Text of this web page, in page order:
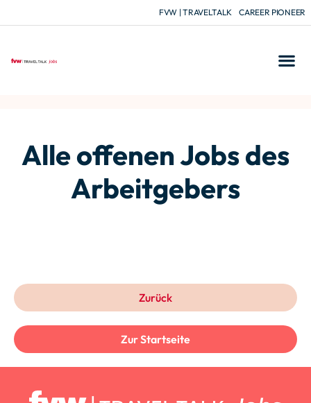
FVW | TRAVELTALK CAREER PIONEER
Alle offenen Jobs des
Arbeitgebers
Zurück
Zur Startseite